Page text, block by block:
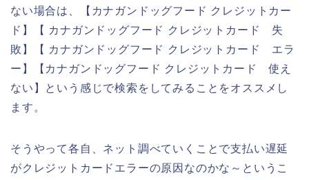
ない場合は、【カナガンドッグフード クレジットカー
ド】【 カナガンドッグフード クレジットカード 失
敗】【 カナガンドッグフード クレジットカード エラ
ー】【カナガンドッグフード クレジットカード 使え
ない】という感じで検索をしてみることをオススメし
ます。
そうやって各自、ネット調べていくことで支払い遅延
がクレジットカードエラーの原因なのかな～というこ